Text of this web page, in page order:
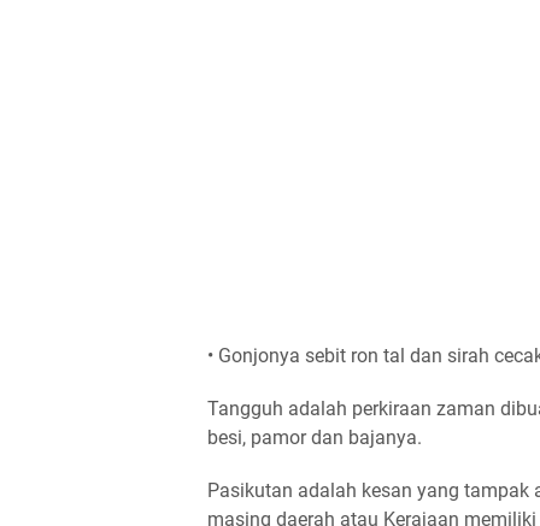
• Gonjonya sebit ron tal dan sirah
Tangguh adalah perkiraan zaman
besi, pamor dan bajanya.
Pasikutan adalah kesan yang tampak
masing daerah atau Kerajaan